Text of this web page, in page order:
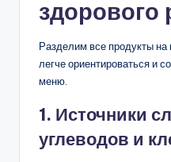
здорового
Разделим все продукты на
легче ориентироваться и
меню.
1. Источники
углеводов и